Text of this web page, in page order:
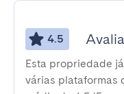
4.5
Esta propriedade
várias plataformas